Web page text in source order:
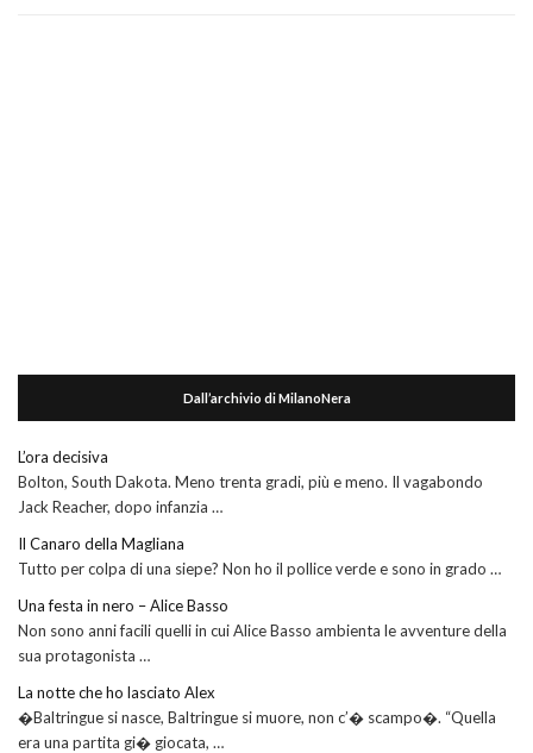
Dall’archivio di MilanoNera
L’ora decisiva
Bolton, South Dakota. Meno trenta gradi, più e meno. Il vagabondo
Jack Reacher, dopo infanzia …
Il Canaro della Magliana
Tutto per colpa di una siepe? Non ho il pollice verde e sono in grado …
Una festa in nero – Alice Basso
Non sono anni facili quelli in cui Alice Basso ambienta le avventure della
sua protagonista …
La notte che ho lasciato Alex
�Baltringue si nasce, Baltringue si muore, non c’� scampo�. “Quella
era una partita gi� giocata, …